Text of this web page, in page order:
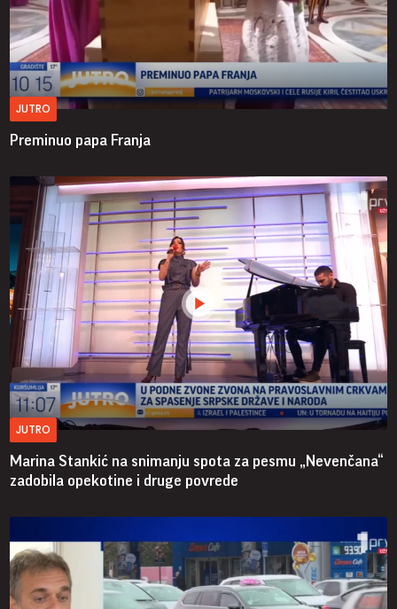
JUTRO
Preminuo papa Franja
JUTRO
Marina Stankić na snimanju spota za pesmu „Nevenčana“
zadobila opekotine i druge povrede